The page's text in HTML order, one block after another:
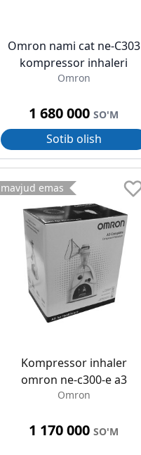
Omron nami cat ne-C303
kompressor inhaleri
Omron
1 680 000SO'M
Sotib olish
mavjud emas
Kompressor inhaler
omron ne-c300-e a3
Omron
1 170 000SO'M